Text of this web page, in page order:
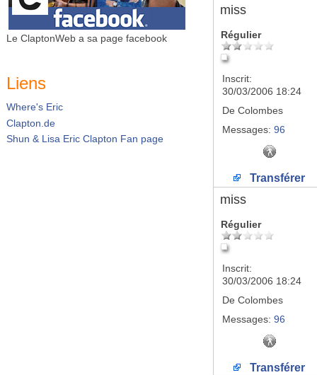
Le ClaptonWeb a sa page facebook
Liens
Where's Eric
Clapton.de
Shun & Lisa Eric Clapton Fan page
miss
Régulier
Inscrit:
30/03/2006 18:24
De Colombes
Messages: 96
Transférer
miss
Régulier
Inscrit:
30/03/2006 18:24
De Colombes
Messages: 96
Transférer